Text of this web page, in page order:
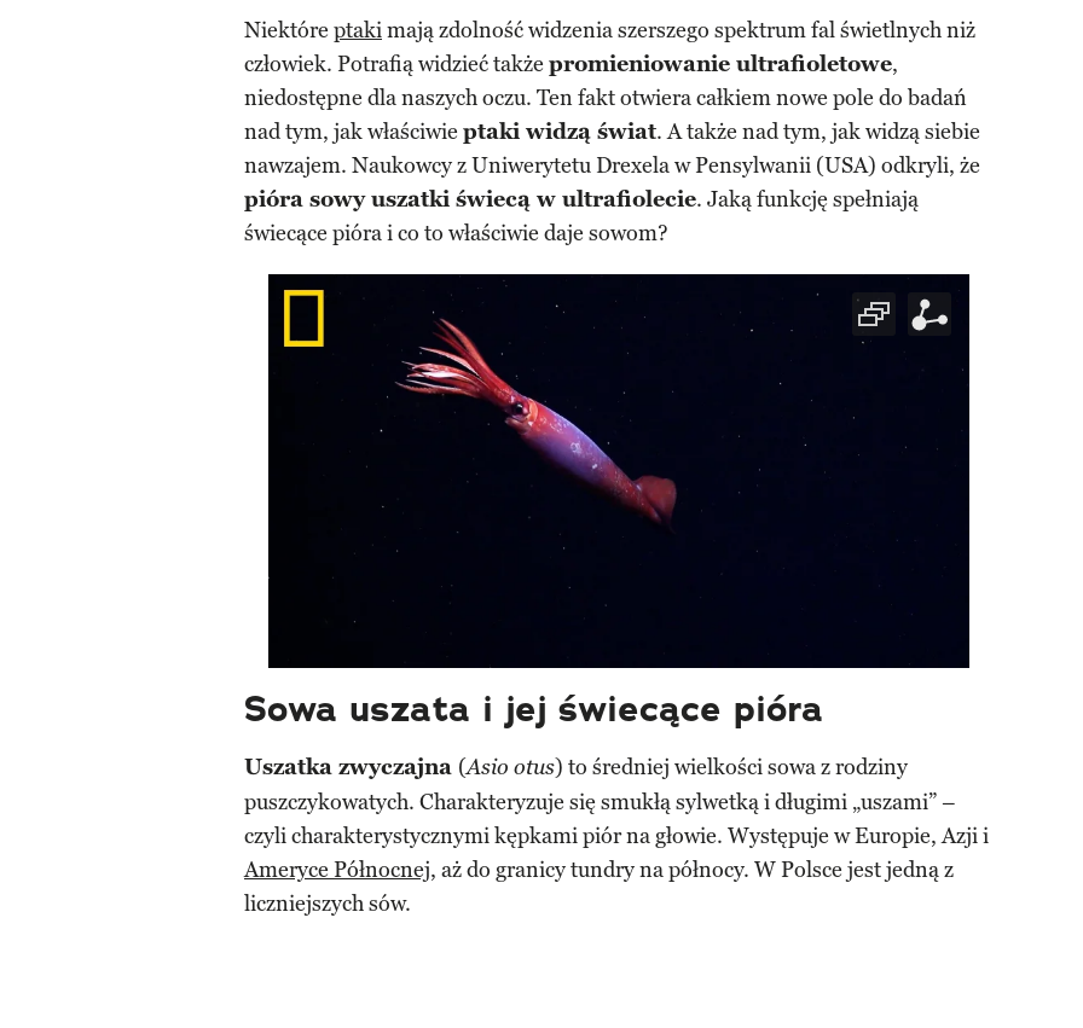
Niektóre ptakimają zdolność widzenia szerszego spektrum fal świetlnych niż
człowiek. Potrafią widzieć także promieniowanie ultrafioletowe,
niedostępne dla naszych oczu. Ten fakt otwiera całkiem nowe pole do badań
nad tym, jak właściwie ptaki widzą świat. A także nad tym, jak widzą siebie
nawzajem. Naukowcy z Uniwerytetu Drexela w Pensylwanii (USA) odkryli, że
pióra sowy uszatki świecą w ultrafiolecie. Jaką funkcję spełniają
świecące pióra i co to właściwie daje sowom?
Sowa uszata i jej świecące pióra
Uszatka zwyczajna (Asio otus) to średniej wielkości sowa z rodziny
puszczykowatych. Charakteryzuje się smukłą sylwetką i długimi „uszami” –
czyli charakterystycznymi kępkami piór na głowie. Występuje w Europie, Azji i
Ameryce Północnej, aż do granicy tundry na północy. W Polsce jest jedną z
liczniejszych sów.